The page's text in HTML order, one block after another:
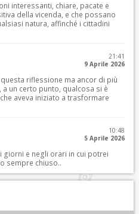
interessanti, chiare, pacate e
della vicenda, e che possano
natura, affinché i cittadini
21:41
9 Aprile 2026
riflessione ma ancor di più
a un certo punto, qualcosa si è
aveva iniziato a trasformare
10:48
5 Aprile 2026
giorni e negli orari in cui potrei
sempre chiuso..